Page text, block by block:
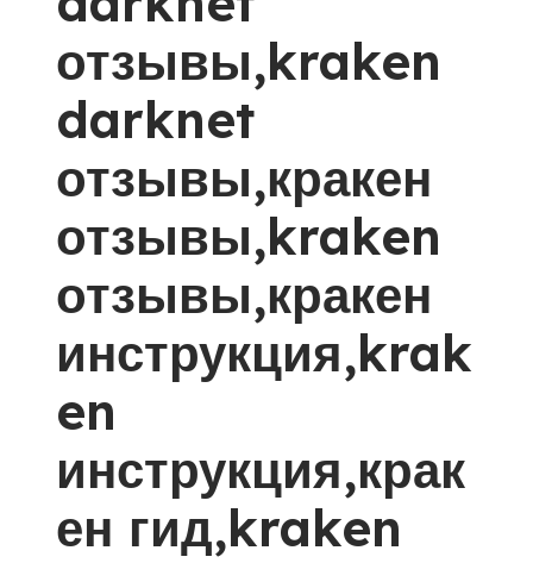
отзывы,kraken
darknet
отзывы,кракен
отзывы,kraken
отзывы,кракен
инструкция,krak
en
инструкция,крак
ен гид,kraken